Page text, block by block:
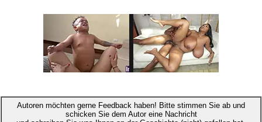
Autoren möchten gerne Feedback haben! Bitte stimmen Sie ab und
schicken Sie dem Autor eine Nachricht